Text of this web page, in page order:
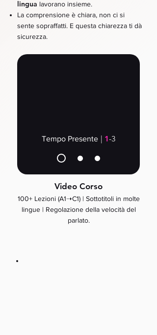
lingua lavorano insieme.
La comprensione è chiara, non ci si
sente sopraffatti. E questa chiarezza ti dà
sicurezza.
Tempo Presente | 1-3
Video Corso
100+ Lezioni (A1➝C1) | Sottotitoli in molte
lingue | Regolazione della velocità del
parlato.